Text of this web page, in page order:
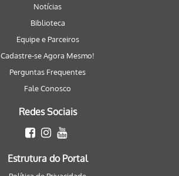
Notícias
Biblioteca
Equipe e Parceiros
Cadastre-se Agora Mesmo!
Perguntas Frequentes
Fale Conosco
Redes Sociais
Estrutura do Portal